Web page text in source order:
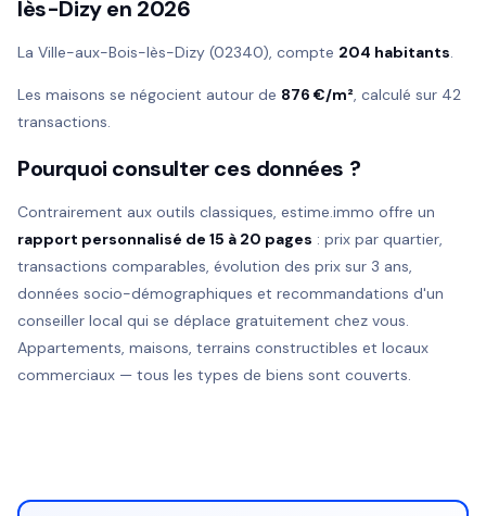
lès-Dizy en 2026
La Ville-aux-Bois-lès-Dizy (02340), compte 204 habitants.
Les maisons se négocient autour de 876 €/m², calculé sur 42
transactions.
Pourquoi consulter ces données ?
Contrairement aux outils classiques, estime.immo offre un
rapport personnalisé de 15 à 20 pages : prix par quartier,
transactions comparables, évolution des prix sur 3 ans,
données socio-démographiques et recommandations d'un
conseiller local qui se déplace gratuitement chez vous.
Appartements, maisons, terrains constructibles et locaux
commerciaux — tous les types de biens sont couverts.